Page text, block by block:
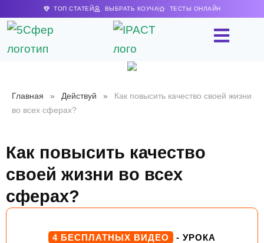
ТОП СТАТЕЙ ВЫБРАТЬ КОУЧА ТЕСТЫ ОНЛАЙН
Главная » Действуй »
Как повысить качество своей жизни
во всех сферах?
Как повысить качество
своей жизни во всех
сферах?
4 БЕСПЛАТНЫХ ВИДЕО
- УРОКА